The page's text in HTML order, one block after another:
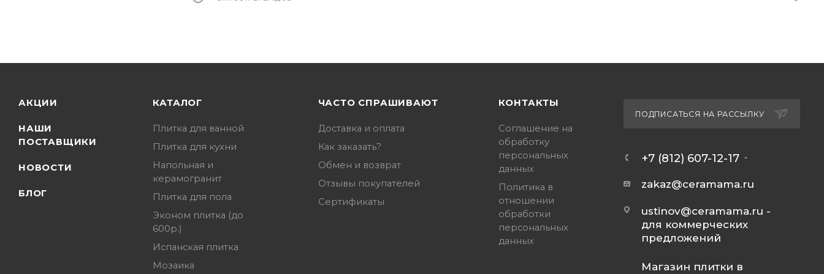
АКЦИИ
НАШИ
ПОСТАВЩИКИ
НОВОСТИ
БЛОГ
КАТАЛОГ
Плитка для ванной
Плитка для кухни
Напольная и
керамогранит
Плитка для пола
Эконом плитка (до
600р.)
Испанская плитка
Мозаика
ЧАСТО СПРАШИВАЮТ
Доставка и оплата
Как заказать?
Обмен и возврат
Отзывы покупателей
Сертификаты
КОНТАКТЫ
Соглашение на
обработку
персональных
данных
Политика в
отношении
обработки
персональных
данных
ПОДПИСАТЬСЯ НА РАССЫЛКУ
+7 (812) 607-12-17
zakaz@ceramama.ru
ustinov@ceramama.ru -
для коммерческих
предложений
Магазин плитки в